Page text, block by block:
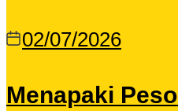
02/07/2026
Menapaki